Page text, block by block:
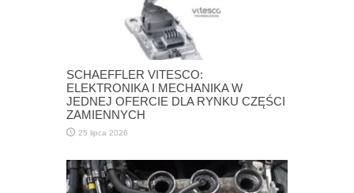
SCHAEFFLER VITESCO:
ELEKTRONIKA I MECHANIKA W
JEDNEJ OFERCIE DLA RYNKU CZĘŚCI
ZAMIENNYCH
25 lipca 2026